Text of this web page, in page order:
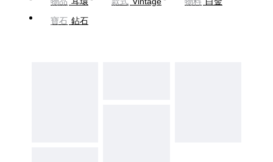
寶石 鉆石